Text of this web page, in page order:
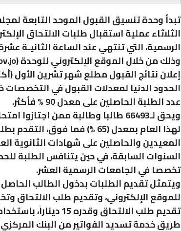
تبدأ وحدة تنسيق القبول الموحد التابعة
الثلاثاء عملية استقبال طلبات الالتحاق
الرسمية، التي تنتهي عند الساعة الثانيـة
إعلان نتائج القبول مطلع شهر تشرين الأول
الحدود الدنيا لمعدلات القبول في التخصصات
عدد الطلبة الحاصلين على معدل 90 % فأكثر.
ويحق لـ66493 طالبا وطالبة ممن
لهذا العام بمعدل (65 %) فما
المعيدين والحاصلين على شهادات الثانوية
تخصصا في الجامعات الرسمية العشر.
للموقع الإلكتروني، وتقديم طلب الالتحاق
تقديم طلب الالتحاق
طريق خدمة تسديد الفواتير من البنك المركزي